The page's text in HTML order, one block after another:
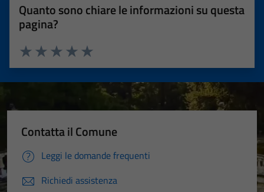
Quanto sono chiare le informazioni su questa
pagina?
Valuta 5 stelle su 5
Valuta 4 stelle su 5
Valuta 3 stelle su 5
Valuta 2 stelle su 5
Valuta 1 stelle su 5
Contatta il Comune
Leggi le domande frequenti
Richiedi assistenza